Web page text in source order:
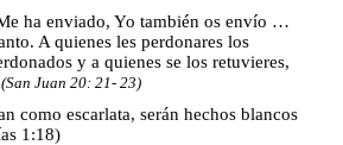
ha enviado, Yo también os envío …
A quienes les perdonares los
y a quienes se los retuvieres,
(San Juan 20: 21- 23)
como escarlata, serán hechos blancos
1:18)